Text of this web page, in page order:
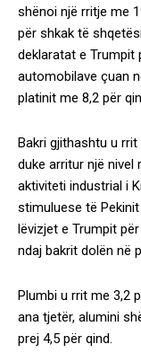
shënoi një rritje me
për shkak të
deklaratat e Trumpit
automobilave çuan
platinit me 8,2 për
Bakri gjithashtu u
duke arritur një nivel
aktiviteti industrial i
stimuluese të
lëvizjet e Trumpit
ndaj bakrit dolën në
Plumbi u rrit me 3,2
ana tjetër, alumini
prej 4,5 për qind.